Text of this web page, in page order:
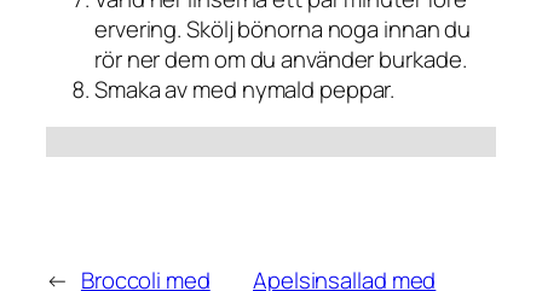
ervering. Skölj bönorna noga innan du
rör ner dem om du använder burkade.
Smaka av med nymald peppar.
← Broccoli med Apelsinsallad med